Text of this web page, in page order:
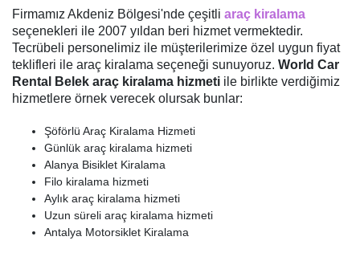
Firmamız Akdeniz Bölgesi'nde çeşitli araç kiralama
seçenekleri ile 2007 yıldan beri hizmet vermektedir.
Tecrübeli personelimiz ile müşterilerimize özel uygun fiyat
teklifleri ile araç kiralama seçeneği sunuyoruz. World Car
Rental Belek araç kiralama hizmeti ile birlikte verdiğimiz
hizmetlere örnek verecek olursak bunlar:
Şöförlü Araç Kiralama Hizmeti
Günlük araç kiralama hizmeti
Alanya Bisiklet Kiralama
Filo kiralama hizmeti
Aylık araç kiralama hizmeti
Uzun süreli araç kiralama hizmeti
Antalya Motorsiklet Kiralama